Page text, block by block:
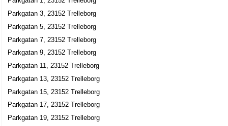
Parkgatan 3, 23152 Trelleborg
Parkgatan 5, 23152 Trelleborg
Parkgatan 7, 23152 Trelleborg
Parkgatan 9, 23152 Trelleborg
Parkgatan 11, 23152 Trelleborg
Parkgatan 13, 23152 Trelleborg
Parkgatan 15, 23152 Trelleborg
Parkgatan 17, 23152 Trelleborg
Parkgatan 19, 23152 Trelleborg